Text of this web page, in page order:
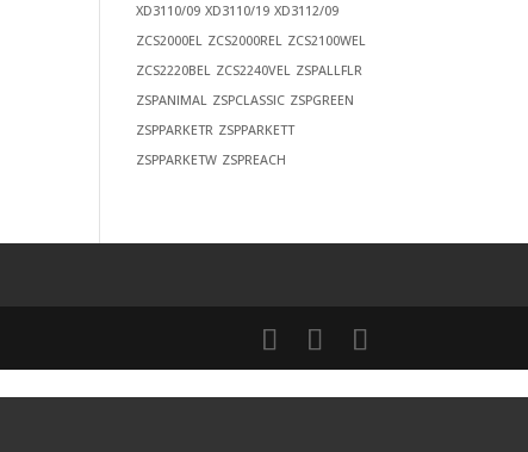
XD3110/09 XD3110/19 XD3112/09
ZCS2000EL ZCS2000REL ZCS2100WEL
ZCS2220BEL ZCS2240VEL ZSPALLFLR
ZSPANIMAL ZSPCLASSIC ZSPGREEN
ZSPPARKETR ZSPPARKETT
ZSPPARKETW ZSPREACH